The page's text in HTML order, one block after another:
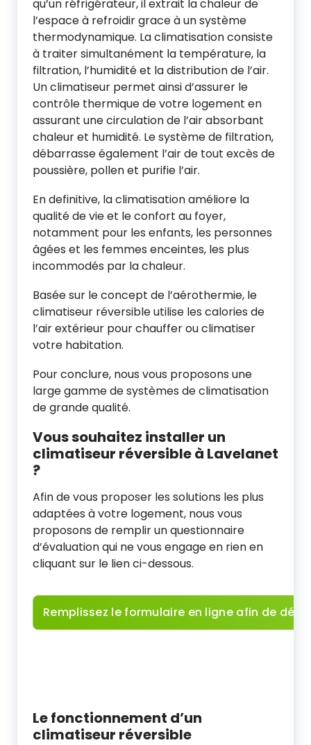
qu’un réfrigérateur, il extrait la chaleur de
l’espace à refroidir grace à un système
thermodynamique. La climatisation consiste
à traiter simultanément la température, la
filtration, l’humidité et la distribution de l’air.
Un climatiseur permet ainsi d’assurer le
contrôle thermique de votre logement en
assurant une circulation de l’air absorbant
chaleur et humidité. Le système de filtration,
débarrasse également l’air de tout excès de
poussière, pollen et purifie l’air.
En definitive, la climatisation améliore la
qualité de vie et le confort au foyer,
notamment pour les enfants, les personnes
âgées et les femmes enceintes, les plus
incommodés par la chaleur.
Basée sur le concept de l’aérothermie, le
climatiseur réversible utilise les calories de
l’air extérieur pour chauffer ou climatiser
votre habitation.
Pour conclure, nous vous proposons une
large gamme de systèmes de climatisation
de grande qualité.
Vous souhaitez installer un
climatiseur réversible à Lavelanet
?
Afin de vous proposer les solutions les plus
adaptées à votre logement, nous vous
proposons de remplir un questionnaire
d’évaluation qui ne vous engage en rien en
cliquant sur le lien ci-dessous.
Remplissez le formulaire en ligne afin de
Le fonctionnement d’un
climatiseur réversible